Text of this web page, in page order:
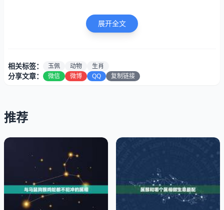
方面，应以这三种动物造型为主。相冲的生肖为马，在选择
配饰时要避免这种生肖动物造型。
方面，应以这三种动物造形为主。最好不要佩戴的动物造型
展开全文
相关标签： 玉佩 动物 生肖
分享文章： 微信 微博 QQ 复制链接
推荐